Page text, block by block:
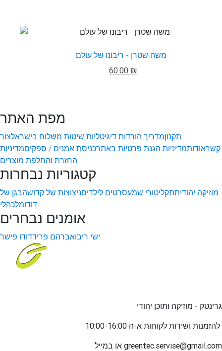
משה שטרן - ריבונו של עולם
60.00 ₪
מפת האתר
תקנוןמדריך הורדות דיגיטליות שיטות משלוח בישראלצור
קשראודותמדיניות הגנת פרטיות באתרכניסת אמנים / ספקיםמדיניות
החזרת והחלפת מוצרים
קטגוריות נבחרות
מוזיקה יהודיתתקליטורי שמעסרטים לילדיםניצוצות של קדושהבגן של
דודומלכהלי
אומנים נבחרים
ישי ריבואברהם פרידדודו פישר
גרינטק - מוזיקה ותוכן יהודי
להזמנות ו
greentec.servise@gmail.com